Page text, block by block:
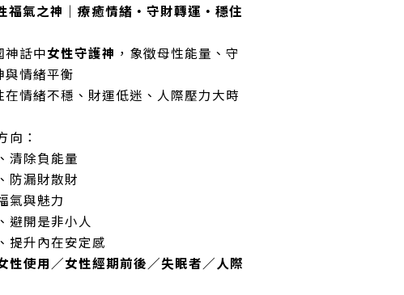
福氣之神｜療癒情緒・守財轉運・穩住
神話中女性守護神 ，象徵母性能量、守
與情緒平衡
在情緒不穩、財運低迷、人際壓力大時
向：
清除負能量
防漏財散財
氣與魅力
避開是非小人
提升內在安定感
性使用／女性經期前後／失眠者／人際